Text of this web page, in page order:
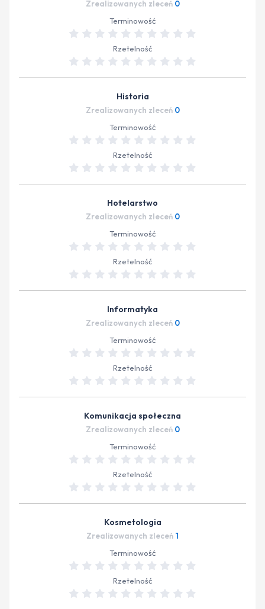
Zrealizowanych zleceń 0
Terminowość
Rzetelność
Historia
Zrealizowanych zleceń 0
Terminowość
Rzetelność
Hotelarstwo
Zrealizowanych zleceń 0
Terminowość
Rzetelność
Informatyka
Zrealizowanych zleceń 0
Terminowość
Rzetelność
Komunikacja społeczna
Zrealizowanych zleceń 0
Terminowość
Rzetelność
Kosmetologia
Zrealizowanych zleceń 1
Terminowość
Rzetelność